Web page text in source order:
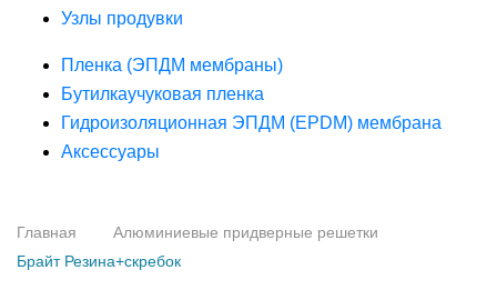
Узлы продувки
Пленка (ЭПДМ мембраны)
Бутилкаучуковая пленка
Гидроизоляционная ЭПДМ (EPDM) мембрана
Аксессуары
Главная
Алюминиевые придверные решетки
Брайт Резина+скребок